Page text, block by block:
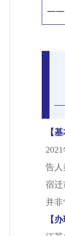
——
【
告人
宿迁
并
【